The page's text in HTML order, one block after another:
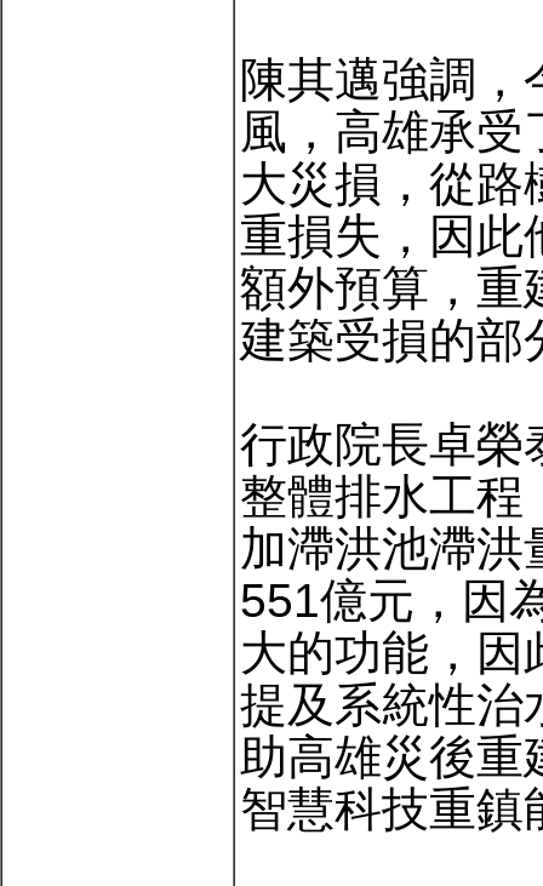
陳其邁強調
風，高雄承
大災損，從路
重損失，因此
額外預算，重
建築受損的部
行政院長卓榮
整體排水工程
加滯洪池滯洪
551億元，因
大的功能，因
提及系統性治
助高雄災後重
智慧科技重鎮